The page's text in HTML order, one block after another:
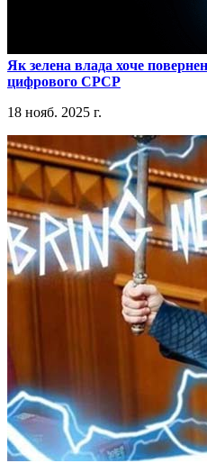
​Як зелена влада хоче
цифрового СРСР
18 нояб. 2025 г.